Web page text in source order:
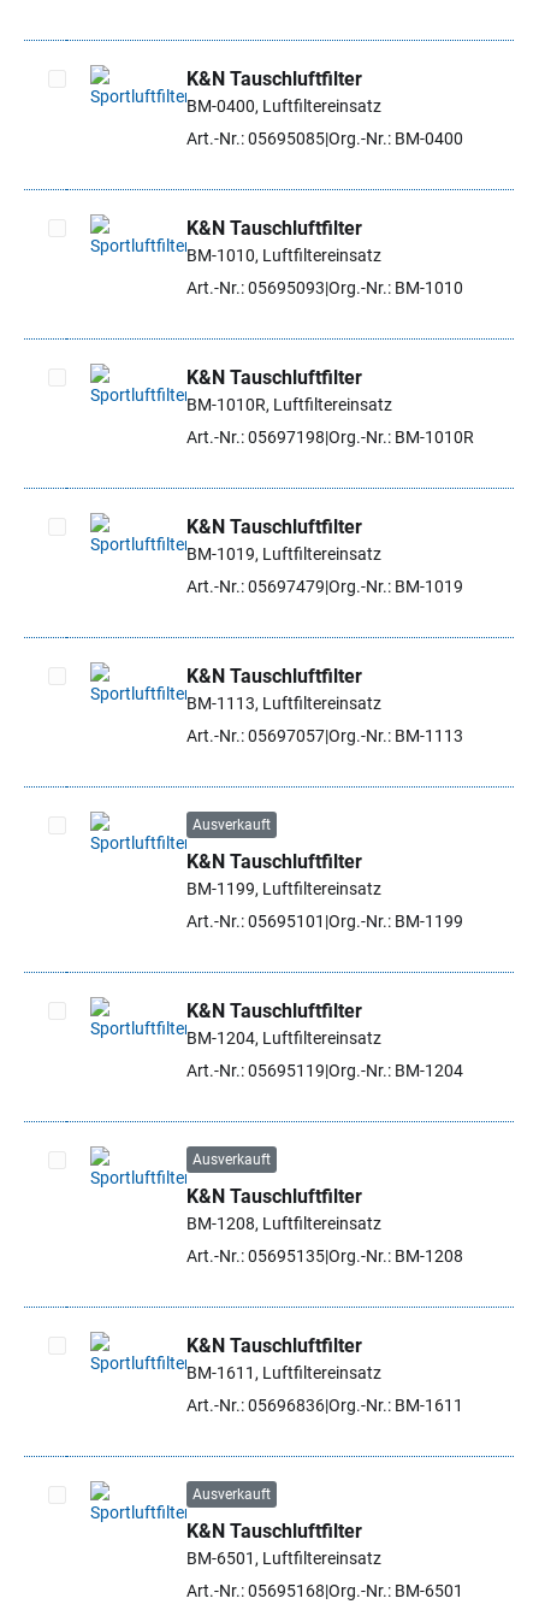
Artikel auswählen
K&N Tauschluftfilter
BM-0400, Luftfiltereinsatz
Art.-Nr.: 05695085Org.-Nr.: BM-0400
Artikel auswählen
K&N Tauschluftfilter
BM-1010, Luftfiltereinsatz
Art.-Nr.: 05695093 Org.-Nr.: BM-1010
Artikel auswählen
K&N Tauschluftfilter
BM-1010R, Luftfiltereinsatz
Art.-Nr.: 05697198 Org.-Nr.: BM-1010R
Artikel auswählen
K&N Tauschluftfilter
BM-1019, Luftfiltereinsatz
Art.-Nr.: 05697479 Org.-Nr.: BM-1019
Artikel auswählen
K&N Tauschluftfilter
BM-1113, Luftfiltereinsatz
Art.-Nr.: 05697057Org.-Nr.: BM-1113
Artikel auswählen
Ausverkauft
K&N Tauschluftfilter
BM-1199, Luftfiltereinsatz
Art.-Nr.: 05695101 Org.-Nr.: BM-1199
Artikel auswählen
K&N Tauschluftfilter
BM-1204, Luftfiltereinsatz
Art.-Nr.: 05695119 Org.-Nr.: BM-1204
Artikel auswählen
Ausverkauft
K&N Tauschluftfilter
BM-1208, Luftfiltereinsatz
Art.-Nr.: 05695135Org.-Nr.: BM-1208
Artikel auswählen
K&N Tauschluftfilter
BM-1611, Luftfiltereinsatz
Art.-Nr.: 05696836Org.-Nr.: BM-1611
Artikel auswählen
Ausverkauft
K&N Tauschluftfilter
BM-6501, Luftfiltereinsatz
Art.-Nr.: 05695168 Org.-Nr.: BM-6501